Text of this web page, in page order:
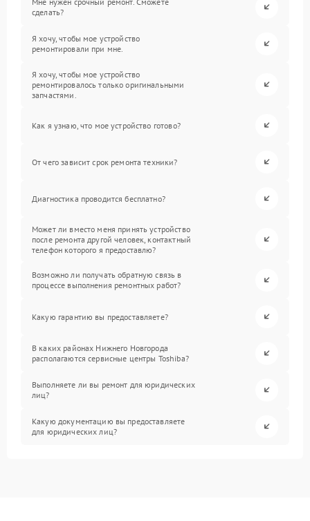
сделать?
Я хочу, чтобы мое устройство
ремонтировали при мне.
Я хочу, чтобы мое устройство
ремонтировалось только оригинальными
запчастями.
Как я узнаю, что мое устройство готово?
От чего зависит срок ремонта техники?
Диагностика проводится бесплатно?
Может ли вместо меня принять устройство
после ремонта другой человек, контактный
телефон которого я предоставлю?
Возможно ли получать обратную связь в
процессе выполнения ремонтных работ?
Какую гарантию вы предоставляете?
В каких районах Нижнего Новгорода
располагаются сервисные центры Toshiba?
Выполняете ли вы ремонт для юридических
лиц?
Какую документацию вы предоставляете
для юридических лиц?